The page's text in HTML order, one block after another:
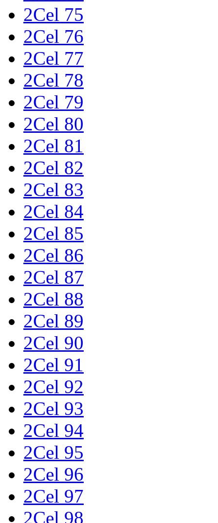
2Cel 75
2Cel 76
2Cel 77
2Cel 78
2Cel 79
2Cel 80
2Cel 81
2Cel 82
2Cel 83
2Cel 84
2Cel 85
2Cel 86
2Cel 87
2Cel 88
2Cel 89
2Cel 90
2Cel 91
2Cel 92
2Cel 93
2Cel 94
2Cel 95
2Cel 96
2Cel 97
2Cel 98